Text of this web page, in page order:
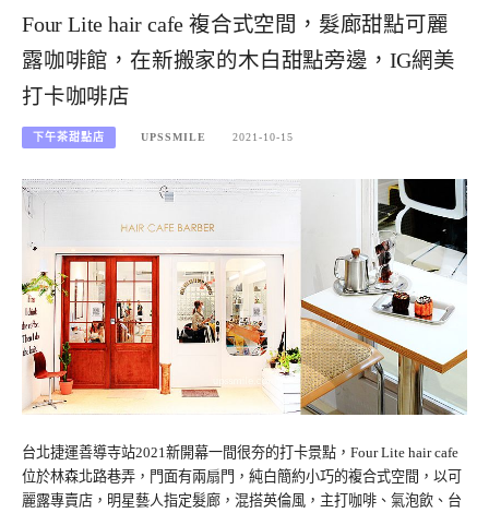
Four Lite hair cafe 複合式空間，髮廊甜點可麗
露咖啡館，在新搬家的木白甜點旁邊，IG網美
打卡咖啡店
下午茶甜點店 UPSSMILE 2021-10-15
台北捷運善導寺站2021新開幕一間很夯的打卡景點，Four Lite hair cafe
位於林森北路巷弄，門面有兩扇門，純白簡約小巧的複合式空間，以可
麗露專賣店，明星藝人指定髮廊，混搭英倫風，主打咖啡、氣泡飲、台